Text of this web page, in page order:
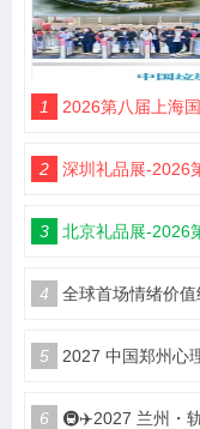
1 2026第八届上海
2 深圳礼品展-2026
3 北京礼品展-2026第
4 全球首场情绪价值经
5 2027 中国郑州心
6 🚇✈️2027 兰州・